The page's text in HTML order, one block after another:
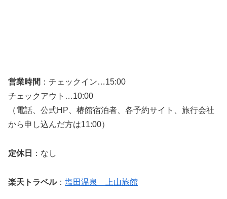
営業時間 ：チェックイン…15:00
チェックアウト…10:00
（電話、公式HP、椿館宿泊者、各予約サイト、旅行会社
から申し込んだ方は11:00）
定休日 ：なし
楽天トラベル： 塩田温泉 上山旅館